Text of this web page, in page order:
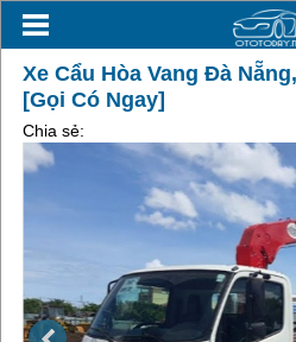
Xe Cẩu Hòa Vang Đà
[Gọi Có Ngay]
Chia sẻ: